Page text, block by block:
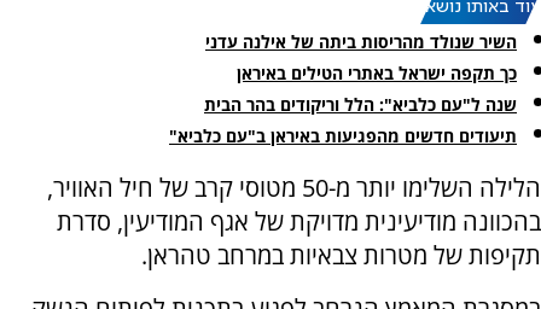
עוד באותו נושא:
השיר שנולד מהריסות ביתה של אילנה עדני
כך תקפה ישראל באתרי הטילים באיראן
שנה ל"עם כלביא": הלל וריקודים בהר הבית
תיעודים חדשים מהפגיעות באיראן ב"עם כלביא"
הלילה השלימו יותר מ-50 מטוסי קרב של חיל האוויר,
בהכוונה מודיעינית מדויקת של אגף המודיעין, סדרת
תקיפות של מטרות צבאיות במרחב טהראן.